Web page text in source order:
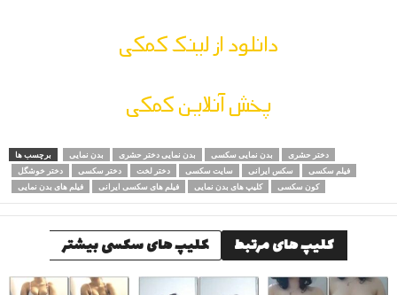
دانلود از لینک کمکی
پخش آنلاین کمکی
برچسب ها بدن نمایی بدن نمایی دختر حشری بدن نمایی سکسی
دختر حشری
دختر خوشگل
دختر سکسی دختر لخت سایت سکسی سکس ایرانی
فیلم سکسی
فیلم های بدن نمایی
فیلم های سکسی ایرانی کلیپ های بدن نمایی کون سکسی
کلیپ های مرتبط کلیپ های سکسی بیشتر